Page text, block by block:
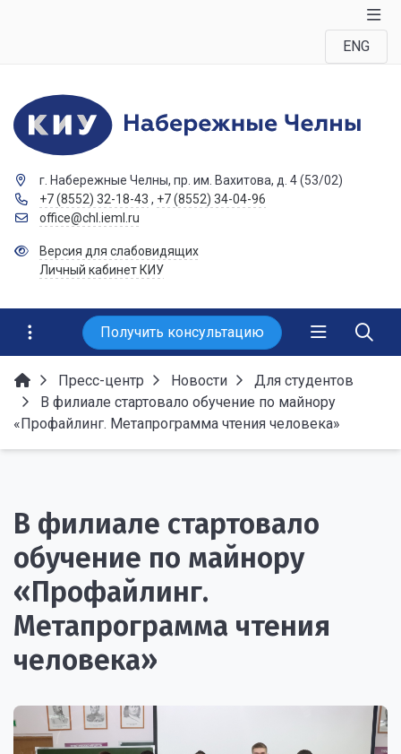
ENG
г. Набережные Челны, пр. им. Вахитова, д. 4 (53/02)
+7 (8552) 32-18-43 , +7 (8552) 34-04-96
office@chl.ieml.ru
Версия для слабовидящих
Личный кабинет КИУ
Получить консультацию
Пресс-центр Новости
Для студентов
В филиале стартовало обучение по майнору
«Профайлинг. Метапрограмма чтения человека»
В филиале стартовало
обучение по майнору
«Профайлинг.
Метапрограмма чтения
человека»